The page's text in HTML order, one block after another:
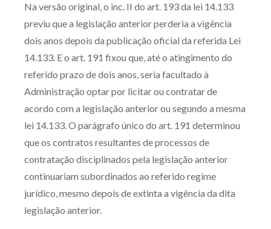
Capacitação
Zênite Online
Eventos presenciais
Diferenciais
Na versão original, o inc. II do art. 193 da lei 14.133
previu que a legislação anterior perderia a vigência
dois anos depois da publicação oficial da referida Lei
14.133. E o art. 191 fixou que, até o atingimento do
referido prazo de dois anos, seria facultado à
Administração optar por licitar ou contratar de
acordo com a legislação anterior ou segundo a mesma
lei 14.133. O parágrafo único do art. 191 determinou
que os contratos resultantes de processos de
contratação disciplinados pela legislação anterior
continuariam subordinados ao referido regime
jurídico, mesmo depois de extinta a vigência da dita
legislação anterior.